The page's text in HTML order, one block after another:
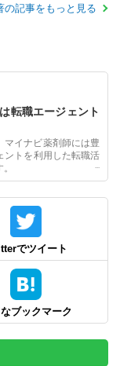
の記事をもっと見る
転職エージェント
マイナビ薬剤師には豊
ントを利用した転職活
でツイート
ブックマーク